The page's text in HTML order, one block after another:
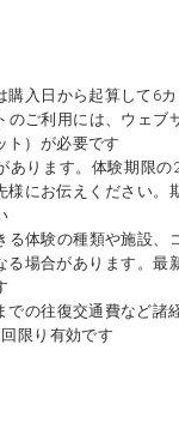
購入日から起算して6
のご利用には、ウェ
ト）が必要です
あります。体験期限
様にお伝えください。
る体験の種類や施設
る場合があります。最
での往復交通費など
限り有効です